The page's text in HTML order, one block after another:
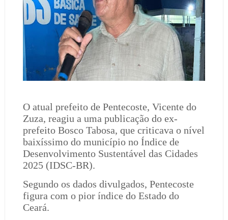
O atual prefeito de Pentecoste, Vicente do
Zuza, reagiu a uma publicação do ex-
prefeito Bosco Tabosa, que criticava o nível
baixíssimo do município no Índice de
Desenvolvimento Sustentável das Cidades
2025 (IDSC-BR).
Segundo os dados divulgados, Pentecoste
figura com o pior índice do Estado do
Ceará.